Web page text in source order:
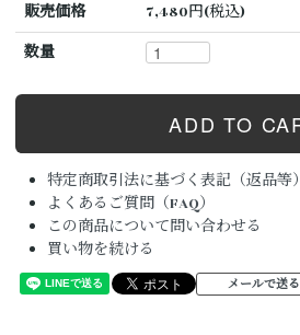
販売価格
7,480円(税込)
数量
特定商取引法に基づく表記（返品等）
よくあるご質問（FAQ）
この商品について問い合わせる
買い物を続ける
メールで送る